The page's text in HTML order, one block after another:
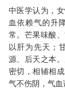
中医学认为，
血依赖气的升
常。芒果味酸
以肝为先天；
源、后天之本
密切，相辅相
气不伤阴，气血